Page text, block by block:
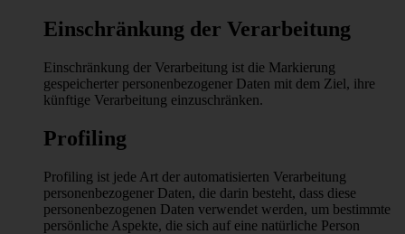
Einschränkung der Verarbeitung
Einschränkung der Verarbeitung ist die Markierung
gespeicherter personenbezogener Daten mit dem Ziel, ihre
künftige Verarbeitung einzuschränken.
Profiling
Profiling ist jede Art der automatisierten Verarbeitung
personenbezogener Daten, die darin besteht, dass diese
personenbezogenen Daten verwendet werden, um bestimmte
persönliche Aspekte, die sich auf eine natürliche Person